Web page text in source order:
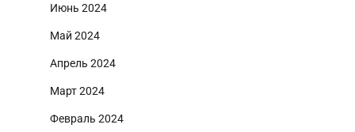
Июнь 2024
Май 2024
Апрель 2024
Март 2024
Февраль 2024